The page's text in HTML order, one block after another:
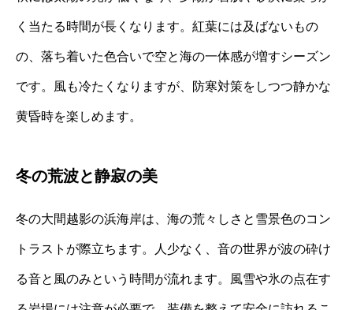
く当たる時間が長くなります。紅葉には及ばないもの
の、落ち着いた色合いで空と海の一体感が増すシーズン
です。風も冷たくなりますが、防寒対策をしつつ静かな
黄昏時を楽しめます。
冬の荒波と静寂の美
冬の大間越影の浜海岸は、海の荒々しさと雪景色のコン
トラストが際立ちます。人少なく、音の世界が波の砕け
る音と風のみという時間が流れます。風雪や氷の点在す